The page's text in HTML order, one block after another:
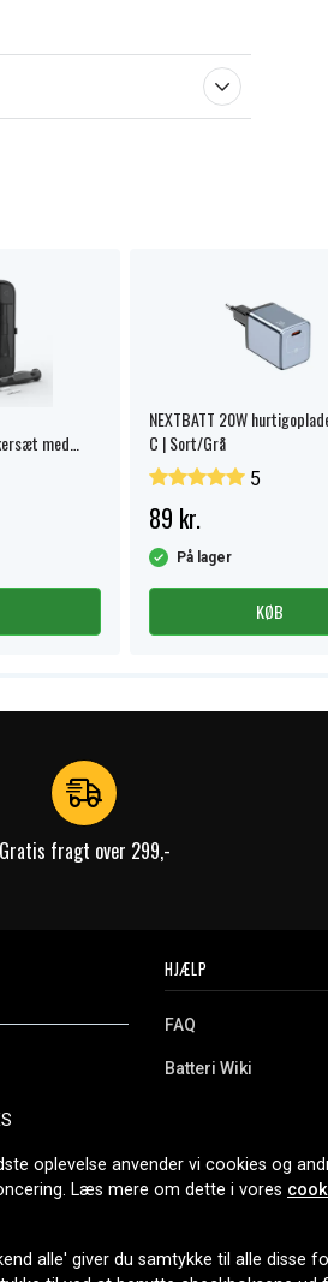
med
NEXTBATT 20W
C | Sort/Grå
5
89 kr.
På lager
KØB
Gratis fragt over 299,-
Vi tilbyder et
og meget
siden
HJÆLP
FAQ
Batteri Wiki
Erhvervskunde
oplevelse anvender vi cookies og
Læs mere om dette i vores
alle' giver du samtykke til alle disse